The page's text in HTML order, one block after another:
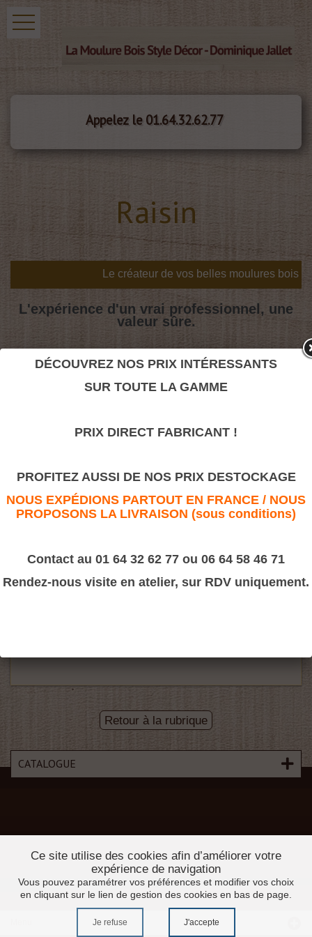
Appelez le 01.64.32.62.77
Raisin
L'expérience d'un vrai professionnel, une
valeur sûre.
Raisin
Motifs décoratifs Bois & Résine > Résine
Raisin
Retour à la rubrique
CATALOGUE
Ce site utilise des cookies afin d’améliorer votre
expérience de navigation
Vous pouvez paramétrer vos préférences et modifier vos choix
en cliquant sur le lien de gestion des cookies en bas de page.
Je refuse J'accepte
DÉCOUVREZ NOS PRIX INTÉRESSANTS
SUR TOUTE LA GAMME
PRIX DIRECT FABRICANT !
PROFITEZ AUSSI DE NOS PRIX DESTOCKAGE
NOUS EXPÉDIONS PARTOUT EN FRANCE / NOUS
PROPOSONS LA LIVRAISON (sous conditions)
Contact au 01 64 32 62 77 ou 06 64 58 46 71
Rendez-nous visite en atelier, sur RDV uniquement.